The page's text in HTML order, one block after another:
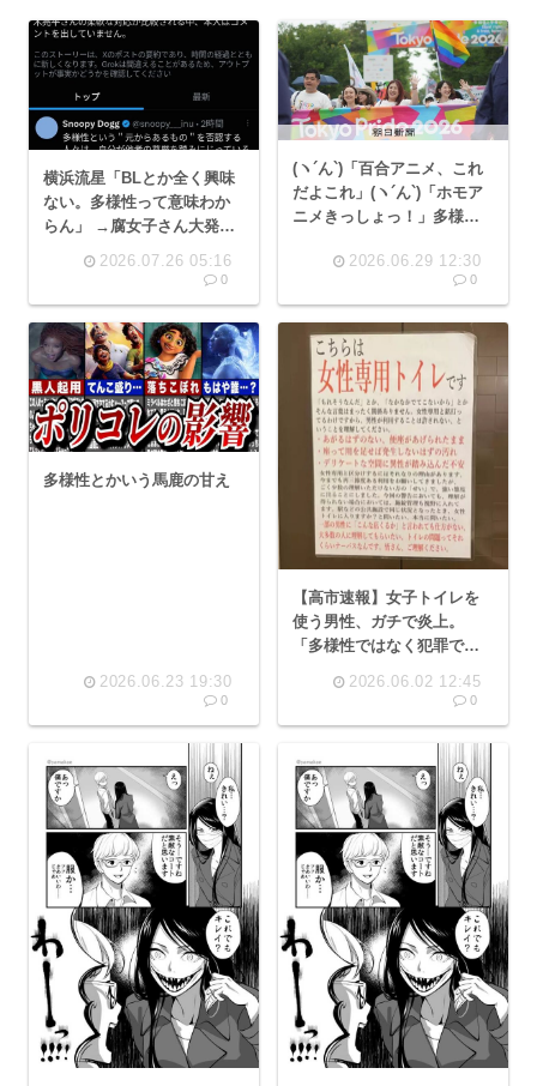
横浜流星「BLとか全く興味
ない。多様性って意味わか
らん」 →腐女子さん大発狂
2026.07.26 05:16
0
(ヽ´ん`)「百合アニメ、これ
だよこれ」(ヽ´ん`)「ホモア
ニメきっしょっ！」多様性
2026.06.29 12:30
0
多様性とかいう馬鹿の甘え
2026.06.23 19:30
0
【高市速報】女子トイレを
使う男性、ガチで炎上。
「多様性ではなく犯罪で
2026.06.02 12:45
0